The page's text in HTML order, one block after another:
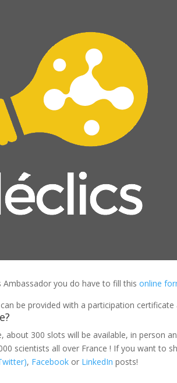
Ambassador you do have to fill thisonline
be provided with a participation
about 300 slots will be available, in person
scientists all over France ! If you want to
, Facebook or LinkedIn posts!